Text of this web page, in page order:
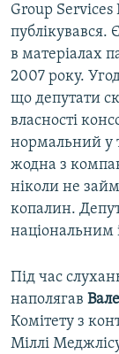
Group Services
публікувався.
в матеріалах
2007 року.
що депутати
власності
нормальний у
жодна з
ніколи не
копалин.
національним
Під час
наполягав
Комітету з
Міллі